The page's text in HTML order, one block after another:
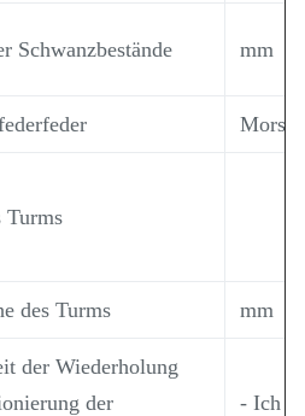
Schwanzbestände mm
Turms
des Turms mm
der Wiederholung
der
- Ich